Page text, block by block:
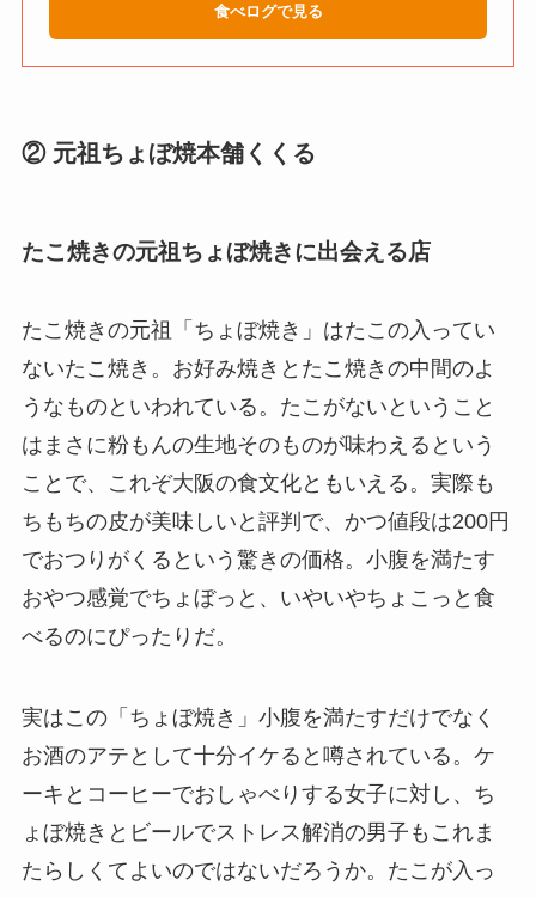
食べログで見る
② 元祖ちょぼ焼本舗くくる
たこ焼きの元祖ちょぼ焼きに出会える店
たこ焼きの元祖「ちょぼ焼き」はたこの入ってい
ないたこ焼き。お好み焼きとたこ焼きの中間のよ
うなものといわれている。たこがないということ
はまさに粉もんの生地そのものが味わえるという
ことで、これぞ大阪の食文化ともいえる。実際も
ちもちの皮が美味しいと評判で、かつ値段は200円
でおつりがくるという驚きの価格。小腹を満たす
おやつ感覚でちょぼっと、いやいやちょこっと食
べるのにぴったりだ。
実はこの「ちょぼ焼き」小腹を満たすだけでなく
お酒のアテとして十分イケると噂されている。ケ
ーキとコーヒーでおしゃべりする女子に対し、ち
ょぼ焼きとビールでストレス解消の男子もこれま
たらしくてよいのではないだろうか。たこが入っ